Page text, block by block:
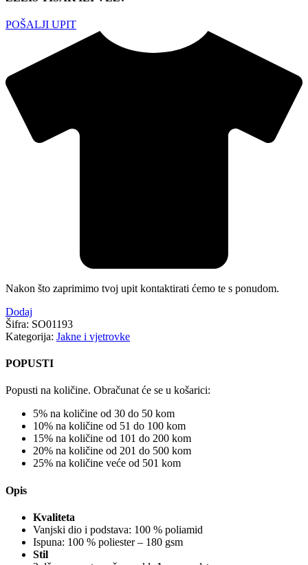
POŠALJI UPIT
Nakon što zaprimimo tvoj upit kontaktirati ćemo te s ponudom.
Dodaj
Šifra: SO01193
Kategorija: Jakne i vjetrovke
POPUSTI
Popusti na količine. Obračunat će se u košarici:
5% na količine od 30 do 50 kom
10% na količine od 51 do 100 kom
15% na količine od 101 do 200 kom
20% na količine od 201 do 500 kom
25% na količine veće od 501 kom
Opis
Kvaliteta
Vanjski dio i podstava: 100 % poliamid
Ispuna: 100 % poliester – 180 gsm
Stil